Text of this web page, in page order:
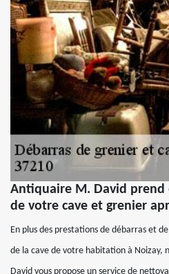
Antiquaire M. David prend
de votre cave et grenier
En plus des prestations de débarras et
de la cave de votre habitation à
David vous propose un service de